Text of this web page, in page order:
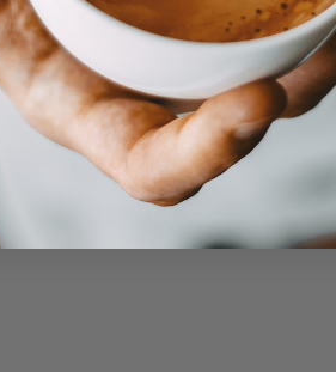
Grano, Molido
1000g., 250g., 500g.